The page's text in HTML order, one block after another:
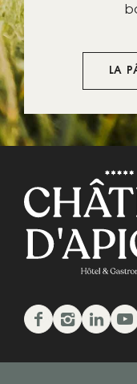
LA
Facebook
Instagram
Linkedin